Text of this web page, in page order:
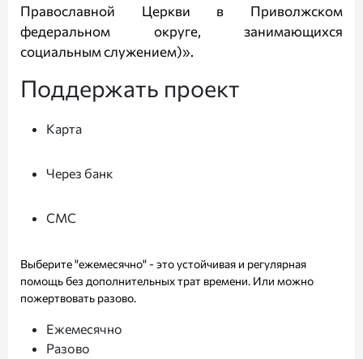
Православной Церкви в Приволжском
федеральном округе, занимающихся
социальным служением)».
Поддержать проект
Карта
Через банк
СМС
Выберите "ежемесячно" - это устойчивая и регулярная
помощь без дополнительных трат времени. Или можно
пожертвовать разово.
Ежемесячно
Разово